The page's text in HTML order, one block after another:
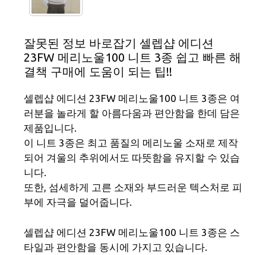
잘못된 정보 바로잡기 셀렙샵 에디션
23FW 메리노울100 니트 3종 쉽고 빠른 해
결책 구매에 도움이 되는 팁!!
셀렙샵 에디션 23FW 메리노울100 니트 3종은 여
러분을 놀라게 할 아름다움과 편안함을 한데 담은
제품입니다.
이 니트 3종은 최고 품질의 메리노울 소재로 제작
되어 겨울의 추위에서도 따뜻함을 유지할 수 있습
니다.
또한, 섬세하게 고른 소재와 부드러운 텍스처로 피
부에 자극을 덜어줍니다.
셀렙샵 에디션 23FW 메리노울100 니트 3종은 스
타일과 편안함을 동시에 가지고 있습니다.